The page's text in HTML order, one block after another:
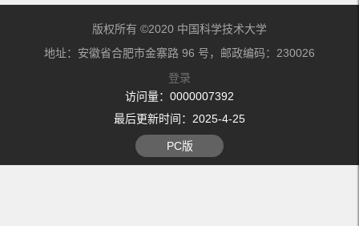
版权所有 ©2020 中国科学技术大学
地址：安徽省合肥市金寨路 96 号，邮政编码：230026
登录
访问量： 0000007392
最后更新时间： 2025-4-25
PC版